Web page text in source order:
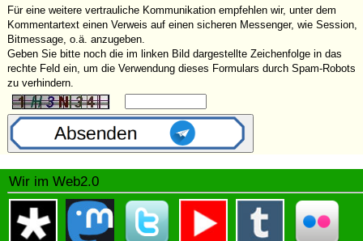
Für eine weitere vertrauliche Kommunikation empfehlen wir, unter dem
Kommentartext einen Verweis auf einen sicheren Messenger, wie Session,
Bitmessage, o.ä. anzugeben.
Geben Sie bitte noch die im linken Bild dargestellte Zeichenfolge in das
rechte Feld ein, um die Verwendung dieses Formulars durch Spam-Robots
zu verhindern.
Wir im Web2.0